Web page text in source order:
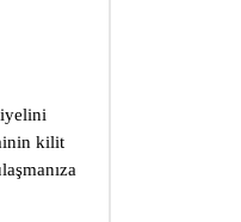
kilit